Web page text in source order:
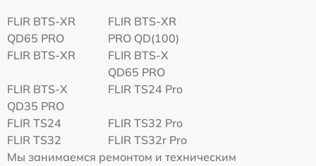
FLIR BTS-XR
QD65 PRO
FLIR BTS-XR
PRO QD(100)
FLIR BTS-XR
FLIR BTS-X
QD65 PRO
FLIR BTS-X
QD35 PRO
FLIR TS24 Pro
FLIR TS24
FLIR TS32 Pro
FLIR TS32
FLIR TS32r Pro
Мы занимаемся ремонтом и техническим